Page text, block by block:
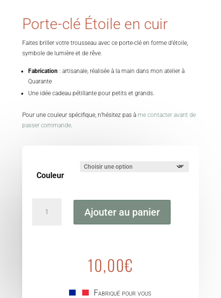
Porte-clé Étoile en cuir
Faites briller votre trousseau avec ce porte-clé en forme d’étoile,
symbole de lumière et de rêve.
Fabrication : artisanale, réalisée à la main dans mon atelier à
Quarante
Une idée cadeau pétillante pour petits et grands.
Pour une couleur spécifique, n’hésitez pas à me contacter avant de
passer commande.
Couleur
Ajouter au panier
10,00€
Fabriqué pour vous